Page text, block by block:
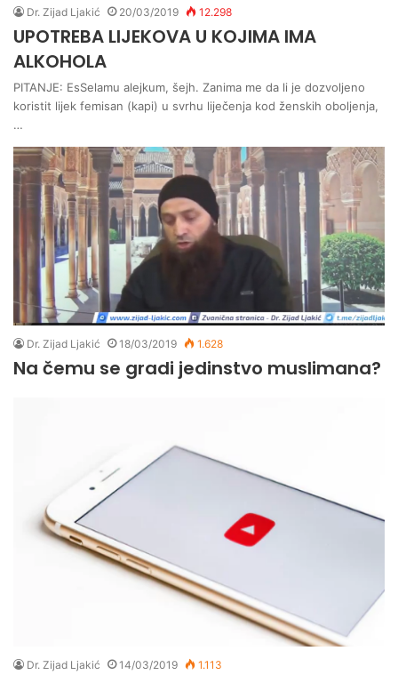
Dr. Zijad Ljakić 20/03/2019 12.298
UPOTREBA LIJEKOVA U KOJIMA IMA
ALKOHOLA
PITANJE: EsSelamu alejkum, šejh. Zanima me da li je dozvoljeno
koristit lijek femisan (kapi) u svrhu liječenja kod ženskih oboljenja,
…
Dr. Zijad Ljakić 18/03/2019 1.628
Na čemu se gradi jedinstvo muslimana?
Dr. Zijad Ljakić 14/03/2019 1.113